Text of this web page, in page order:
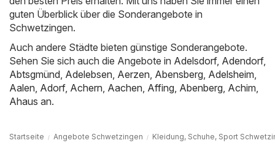
guten Überblick über die Sonderangebote in
Schwetzingen.
Auch andere Städte bieten günstige Sonderangebote.
Sehen Sie sich auch die Angebote in Adelsdorf, Adendorf,
Abtsgmünd, Adelebsen, Aerzen, Abensberg, Adelsheim,
Aalen, Adorf, Achern, Aachen, Affing, Abenberg, Achim,
Ahaus an.
Startseite Angebote Schwetzingen Kleidung, Schuhe, Sport